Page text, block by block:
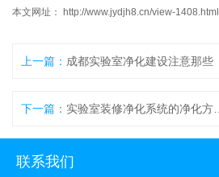
本文网址： http://www.jydjh8.cn/view-1408.html
上一篇： 成都实验室净化建设注意那些
下一篇：
联系我们